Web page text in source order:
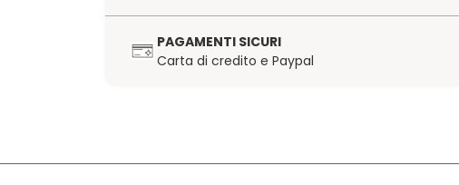
PAGAMENTI SICURI
Carta di credito e Paypal